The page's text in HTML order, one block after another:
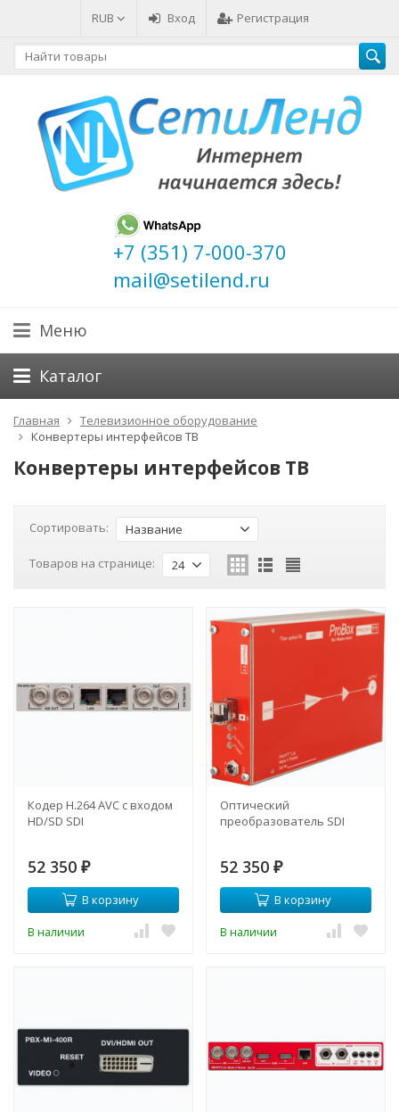
RUB Вход Регистрация
+7 (351) 7-000-370
mail@setilend.ru
Меню
Каталог
Главная
Телевизионное оборудование
Конвертеры интерфейсов ТВ
Конвертеры интерфейсов ТВ
Сортировать: Название
Товаров на странице: 24
Кодер H.264 AVC с входом
HD/SD SDI
52 350 ₽
В корзину
В наличии
Оптический
преобразователь SDI
52 350 ₽
В корзину
В наличии